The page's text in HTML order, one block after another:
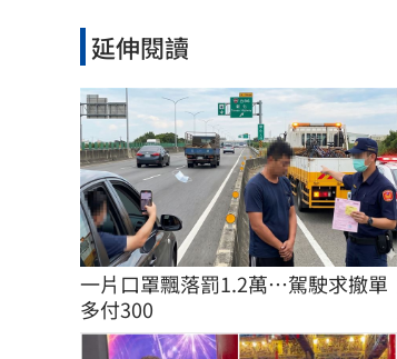
延伸閱讀
一片口罩飄落罰1.2萬…駕駛求撤單
多付300